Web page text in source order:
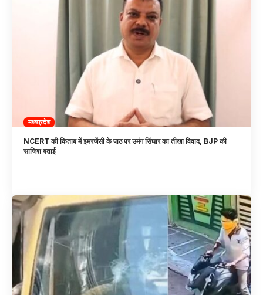
मध्यप्रदेश
NCERT की किताब में इमरजेंसी के पाठ पर उमंग सिंघार का तीखा विवाद, BJP की
साजिश बताई